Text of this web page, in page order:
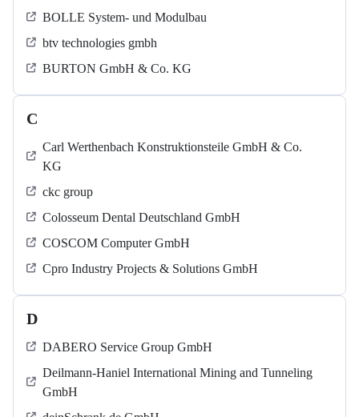
BOLLE System- und Modulbau
btv technologies gmbh
BURTON GmbH & Co. KG
C
Carl Werthenbach Konstruktionsteile GmbH & Co.
KG
ckc group
Colosseum Dental Deutschland GmbH
COSCOM Computer GmbH
Cpro Industry Projects & Solutions GmbH
D
DABERO Service Group GmbH
Deilmann-Haniel International Mining and Tunneling
GmbH